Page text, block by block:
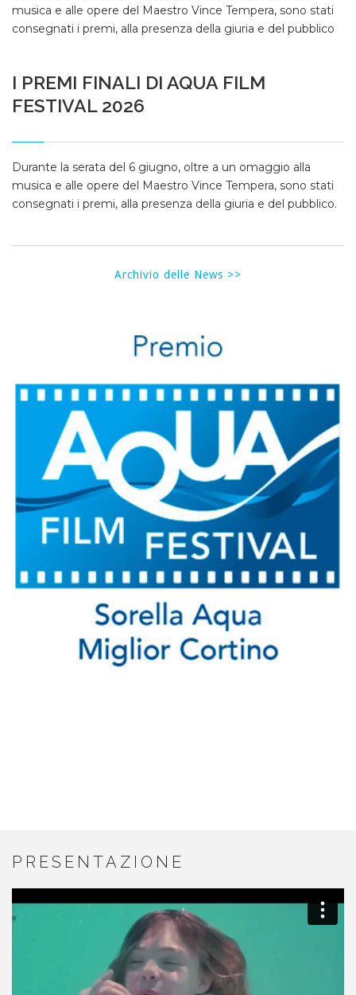
musica e alle opere del Maestro Vince Tempera, sono stati
consegnati i premi, alla presenza della giuria e del pubblico
I PREMI FINALI DI AQUA FILM
FESTIVAL 2026
Durante la serata del 6 giugno, oltre a un omaggio alla
musica e alle opere del Maestro Vince Tempera, sono stati
consegnati i premi, alla presenza della giuria e del pubblico.
Archivio delle News >>
PRESENTAZIONE